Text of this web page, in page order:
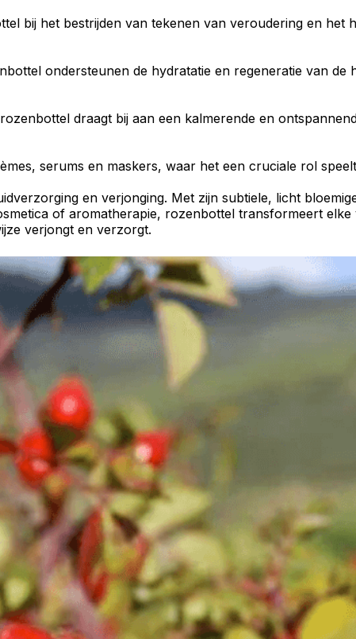
bij het bestrijden van tekenen van veroudering en het
ondersteunen de hydratatie en regeneratie van de
draagt bij aan een kalmerende en
, serums en maskers, waar het een cruciale rol
en verjonging. Met zijn subtiele, licht
of aromatherapie, rozenbottel transformeert
verjongt en verzorgt.